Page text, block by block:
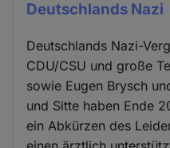
Deutschlands Nazi
Deutschlands Nazi-
CDU/CSU und große
sowie Eugen Brysch
und Sitte haben Ende
ein Abkürzen des